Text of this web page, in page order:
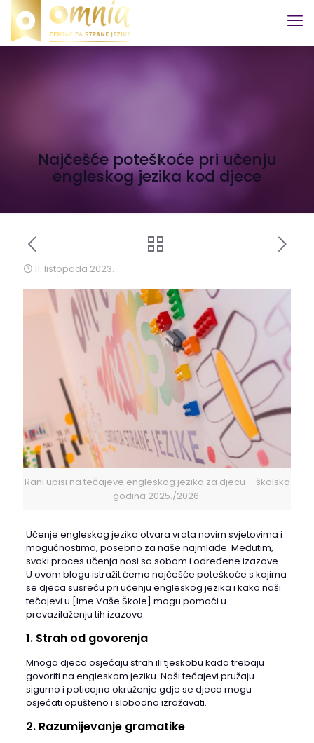
Najčešće poteškoće pri učenju
engleskog jezika kod djece
11. listopada 2023.
Rani upisi na tečajeve engleskog jezika za djecu – školska
godina 2025./2026.
Učenje engleskog jezika otvara vrata novim svjetovima i
mogućnostima, posebno za naše najmlađe. Međutim,
svaki proces učenja nosi sa sobom i određene izazove.
U ovom blogu istražit ćemo najčešće poteškoće s kojima
se djeca susreću pri učenju engleskog jezika i kako naši
tečajevi u [Ime Vaše Škole] mogu pomoći u
prevazilaženju tih izazova.
1. Strah od govorenja
Mnoga djeca osjećaju strah ili tjeskobu kada trebaju
govoriti na engleskom jeziku. Naši tečajevi pružaju
sigurno i poticajno okruženje gdje se djeca mogu
osjećati opušteno i slobodno izražavati.
2. Razumijevanje gramatike